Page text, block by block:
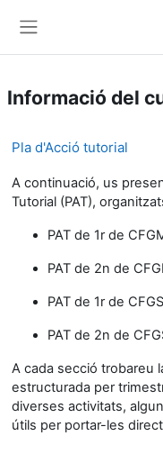
Informació del
Pla d'Acció tutorial
A continuació, us
Tutorial (PAT),
PAT de 1r de
PAT de 2n de
PAT de 1r de CFGS
PAT de 2n de
A cada secció trobareu
estructurada per
diverses activitats,
útils per portar-les